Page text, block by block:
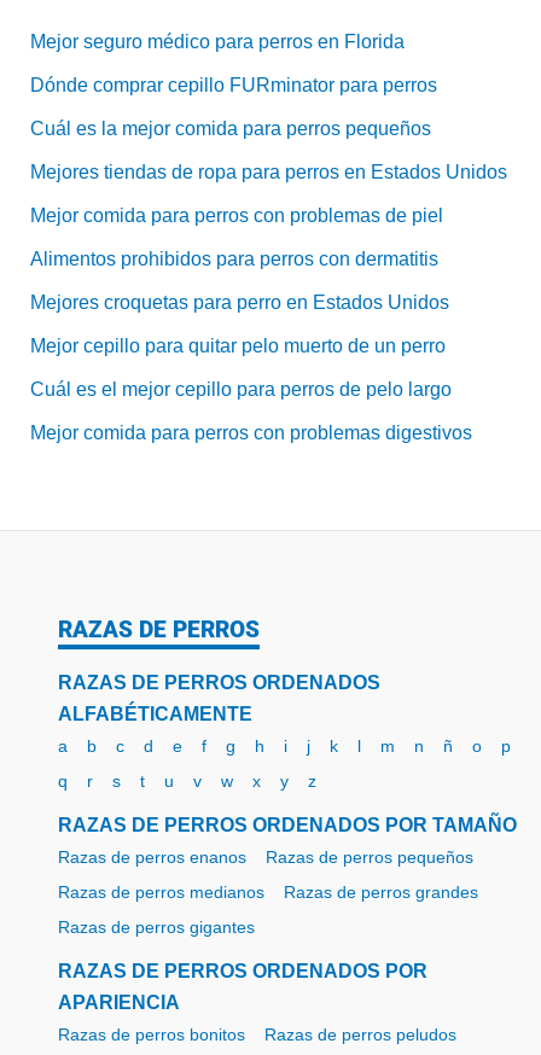
Mejor seguro médico para perros en Florida
Dónde comprar cepillo FURminator para perros
Cuál es la mejor comida para perros pequeños
Mejores tiendas de ropa para perros en Estados Unidos
Mejor comida para perros con problemas de piel
Alimentos prohibidos para perros con dermatitis
Mejores croquetas para perro en Estados Unidos
Mejor cepillo para quitar pelo muerto de un perro
Cuál es el mejor cepillo para perros de pelo largo
Mejor comida para perros con problemas digestivos
RAZAS DE PERROS
RAZAS DE PERROS ORDENADOS
ALFABÉTICAMENTE
a b c d e f g h i j k l m n ñ o
p
q
r s t u v w x y z
RAZAS DE PERROS ORDENADOS POR TAMAÑO
Razas de perros enanos
Razas de perros pequeños
Razas de perros medianos
Razas de perros grandes
Razas de perros gigantes
RAZAS DE PERROS ORDENADOS POR
APARIENCIA
Razas de perros bonitos
Razas de perros peludos